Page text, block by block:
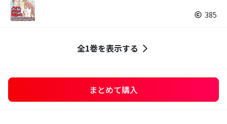
385
全1巻を表示する
まとめて購入